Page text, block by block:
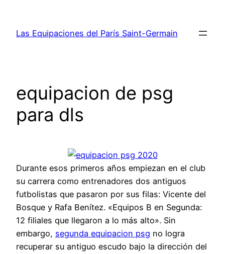
contenido
Las Equipaciones del París Saint-Germain
equipacion de psg
para dls
Durante esos primeros años empiezan en el club
su carrera como entrenadores dos antiguos
futbolistas que pasaron por sus filas: Vicente del
Bosque y Rafa Benítez. «Equipos B en Segunda:
12 filiales que llegaron a lo más alto». Sin
embargo, segunda equipacion psg no logra
recuperar su antiguo escudo bajo la dirección del